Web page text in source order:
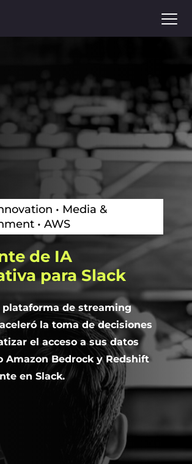
• Media &
• AWS
de IA
para Slack
plataforma de streaming
la toma de decisiones
el acceso a sus datos
Amazon Bedrock y Redshift
en Slack.